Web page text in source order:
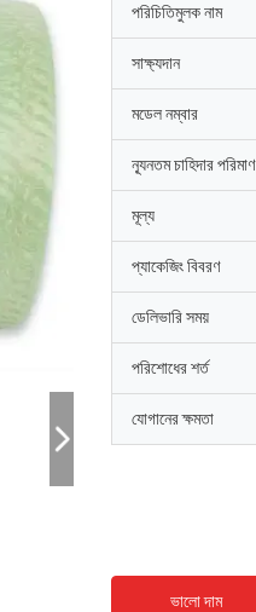
পরিচিতিমুলক নাম
সাক্ষ্যদান
মডেল নম্বার
ন্যূনতম চাহিদার পরিমাণ
মূল্য
প্যাকেজিং বিবরণ
ডেলিভারি সময়
পরিশোধের শর্ত
যোগানের ক্ষমতা
ভালো দাম